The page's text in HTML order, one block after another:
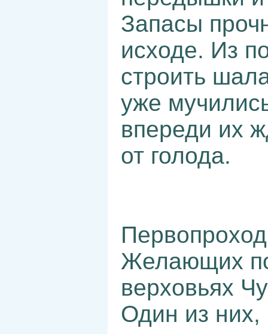
Запасы
исходе. Из
строить
уже
впереди их
от голода.
Желающих
верховьях
Один из